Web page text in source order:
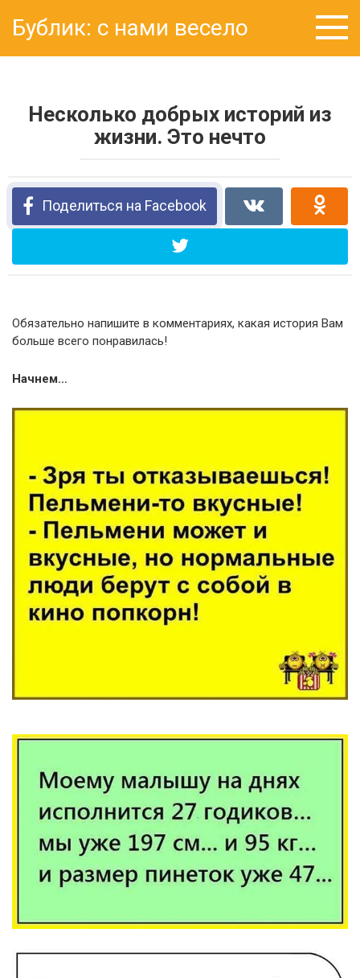
контенту
Бублик: с нами весело
Несколько добрых историй из
жизни. Это нечто
Поделиться на Facebook
Обязательно напишите в комментариях, какая история Вам
больше всего понравилась!
Начнем…